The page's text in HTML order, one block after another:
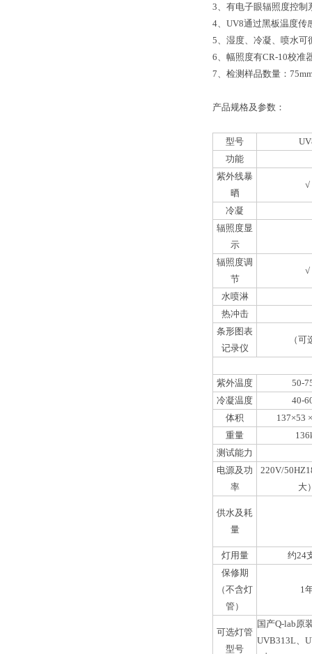
3、有电子眼辐照度控制
4、UV8通过黑板温度传
5、湿度、冷凝、喷水可
6、幅照度有CR-10校准
7、检测样品数量：
产品规格及参数：
型号 UV
功能
紫外线暴
晒
√
冷凝
辐照度显
示
辐照度调
节
√
水喷淋
热冲击
条形图表
记录仪
（可
紫外温度
50-
冷凝温度
40-
体积
137×53
重量
测试能力
电源及功
率
220V/
大
供水及耗
量
灯用量
约24
保修期
（不含灯
管）
1
可选灯管
型号
国 产Q-lab原
UVB313L、